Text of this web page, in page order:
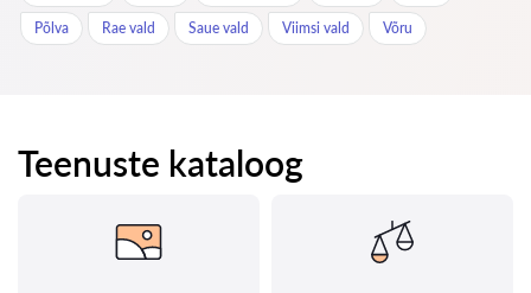
Põlva Rae vald Saue vald Viimsi vald Võru
Teenuste kataloog